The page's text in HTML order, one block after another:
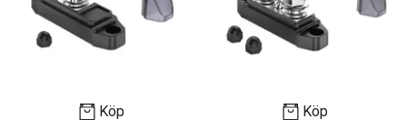
Köp Köp